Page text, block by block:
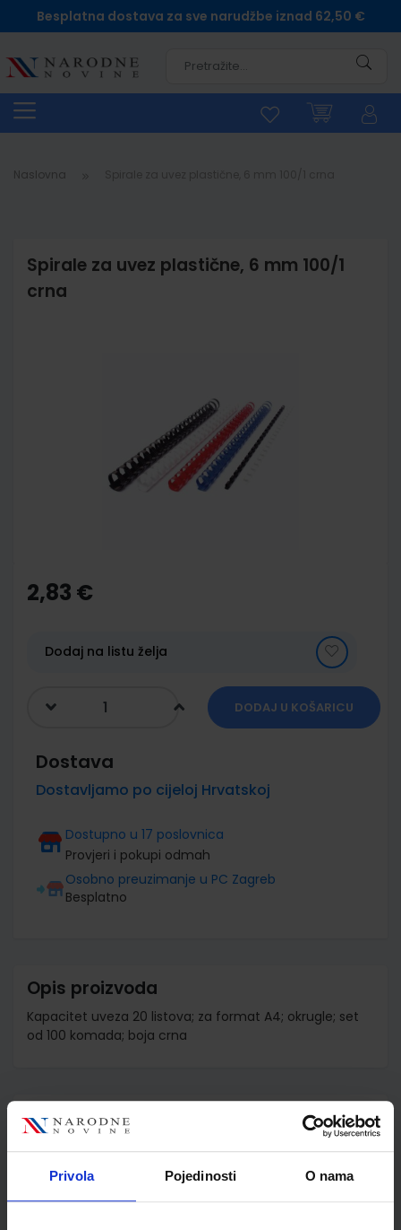
Privola Pojedinosti O nama
Besplatna dostava za sve narudžbe iznad 62,50 €
Naslovna
Spirale za uvez plastične, 6 mm 100/1
crna
the
beginning
gallery
2,83 €
Dodaj na listu želja
DODAJ U KOŠARICU
Dostava
Dostavljamo po cijeloj Hrvatskoj
Dostupno u 17 poslovnica
Provjeri i pokupi odmah
Osobno preuzimanje u PC Zagreb
Besplatno
Opis proizvoda
Kapacitet uveza 20 listova; za format A4; okrugle; set
od 100 komada; boja crna
Detalji proizvoda
Šifra proizvoda
520615
Jedinična mjera
kut